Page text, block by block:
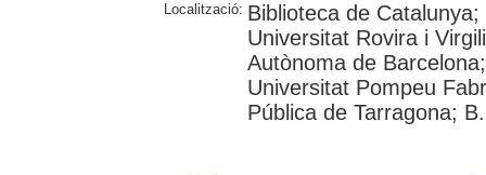
Localització: Biblioteca de
Universitat Rovira i
Autònoma de
Universitat Pompeu
Pública de Tarragona;